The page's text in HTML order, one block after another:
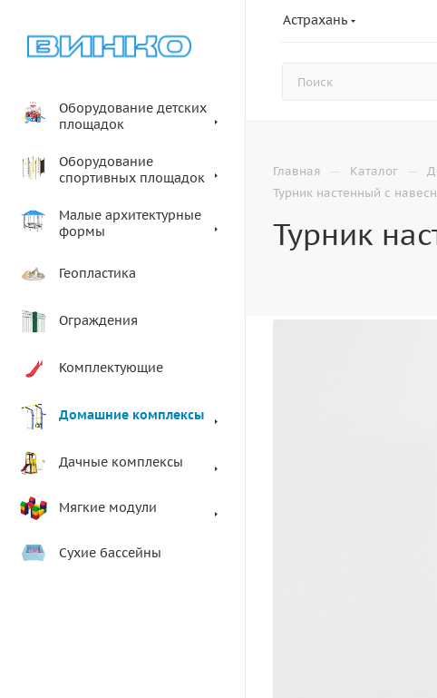
Астрахань
Оборудование детских
площадок
Оборудование
спортивных площадок
Малые архитектурные
формы
Геопластика
Ограждения
Комплектующие
Домашние комплексы
Дачные комплексы
Мягкие модули
Сухие бассейны
Главная — Каталог —
Турник настенный с
Турник